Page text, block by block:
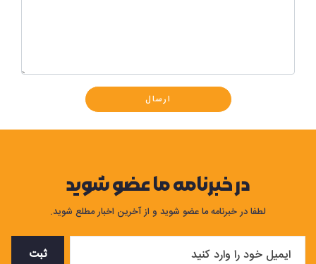
ارسال
در خبرنامه ما عضو شوید
لطفا در خبرنامه ما عضو شوید و از آخرین اخبار مطلع شوید.
ثبت